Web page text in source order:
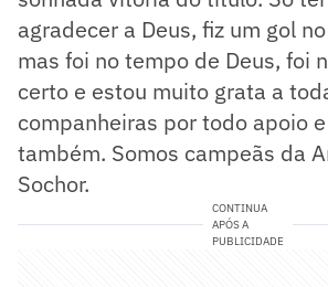
agradecer a Deus, fiz um gol
mas foi no tempo de Deus, foi
certo e estou muito grata a
companheiras por todo apoio
também. Somos campeãs da
Sochor.
CONTINUA
APÓS A
PUBLICIDADE